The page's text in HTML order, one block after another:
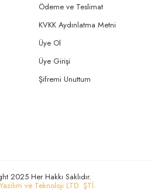
Ödeme ve Teslimat
KVKK Aydınlatma Metni
Üye Ol
Üye Girişi
Şifremi Unuttum
2025 Her Hakkı Saklıdır.
ve Teknoloji LTD. ŞTİ.